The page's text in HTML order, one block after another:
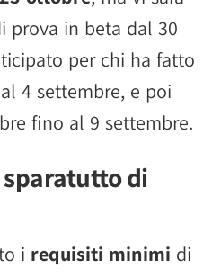
prova in beta dal 30
per chi ha fatto
4 settembre, e poi
fino al 9 settembre.
di
i requisiti minimi di